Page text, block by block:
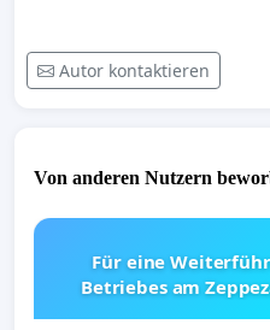
Autor kontaktieren
Von anderen Nutzern
Für eine
Betriebes am